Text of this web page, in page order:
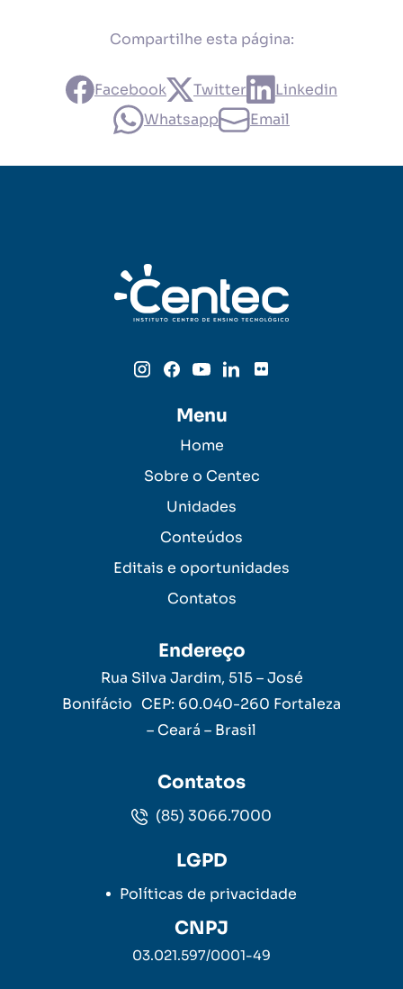
Compartilhe esta página:
Facebook Twitter
Linkedin
Whatsapp
Email
Menu
Home
Sobre o Centec
Unidades
Conteúdos
Editais e oportunidades
Contatos
Endereço
Rua Silva Jardim, 515 – José
Bonifácio CEP: 60.040-260 Fortaleza
– Ceará – Brasil
Contatos
(85) 3066.7000
LGPD
Políticas de privacidade
CNPJ
03.021.597/0001-49